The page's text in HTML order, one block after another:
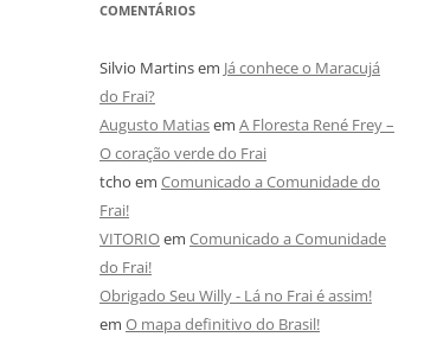
COMENTÁRIOS
Silvio Martinsem Já conhece o Maracujá
do Frai?
Augusto Matiasem A Floresta René Frey –
O coração verde do Frai
tcho em Comunicado a Comunidade do
Frai!
VITORIOem Comunicado a Comunidade
do Frai!
Obrigado Seu Willy - Lá no Frai é assim!
em O mapa definitivo do Brasil!